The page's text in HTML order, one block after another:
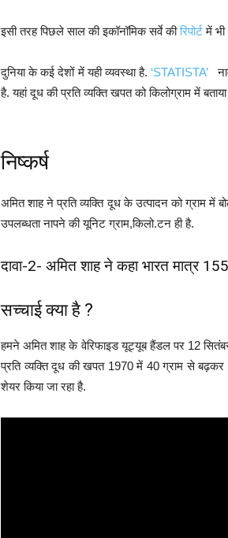
इसी तरह पिछले साल की इकॉनॉमिक सर्वे कीरिपोर्टमें भी
दुनिया के कई देशों में यही व्यवस्था है. ‘STATISTA’
है. यहां दूध की प्रति व्यक्ति खपत को किलोग्राम में
निष्कर्ष
अमित शाह ने प्रति व्यक्ति दूध के उत्पादन को ग्राम में
उपलब्धता नापने की यूनिट ग्राम,किलो.टन ही है.
दावा-2- अमित शाह ने कहा भारत मात्र
सच्चाई क्या है ?
हमने अमित शाह के वेरिफाइड यूट्यूब हैंडल पर 12
प्रति व्यक्ति दूध की खपत 1970 में 40 ग्राम से बढ़कर
शेयर किया जा रहा है.